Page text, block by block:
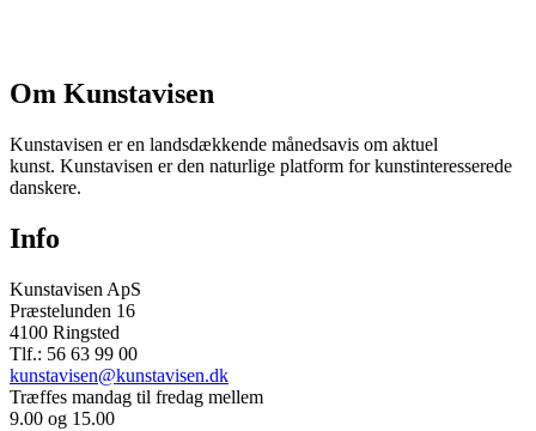
Om Kunstavisen
Kunstavisen er en landsdækkende månedsavis om aktuel
kunst. Kunstavisen er den naturlige platform for kunstinteresserede
danskere.
Info
Kunstavisen ApS
Præstelunden 16
4100 Ringsted
Tlf.: 56 63 99 00
kunstavisen@kunstavisen.dk
Træffes mandag til fredag mellem
9.00 og 15.00